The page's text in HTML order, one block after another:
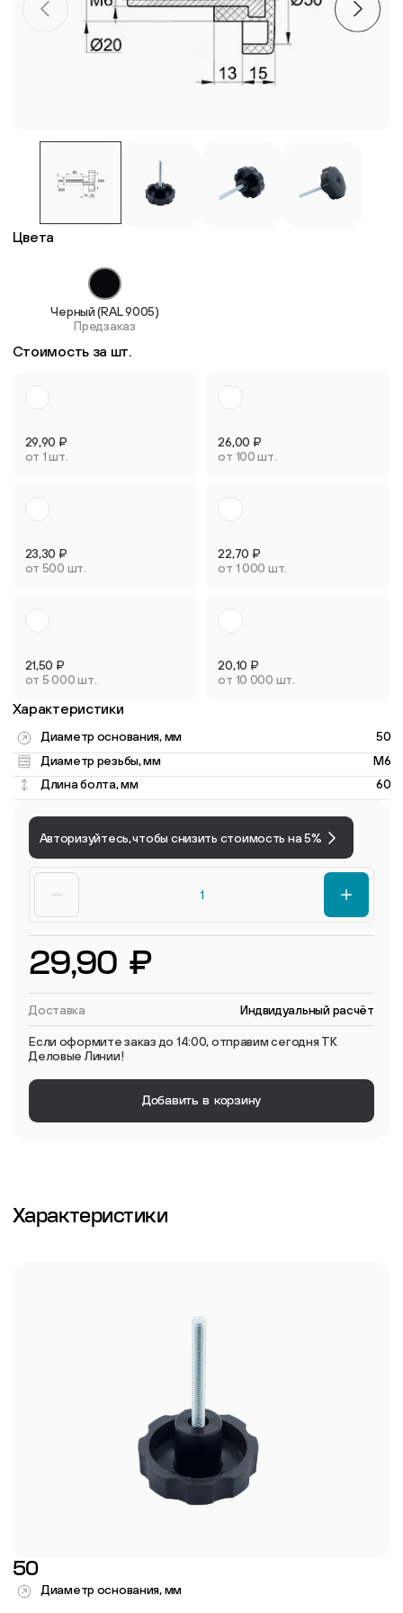
Цвета
Черный (RAL 9005)
Предзаказ
Стоимость за шт.
29,90 ₽
от 1 шт.
26,00 ₽
от 100 шт.
23,30 ₽
от 500 шт.
22,70 ₽
от 1 000 шт.
21,50 ₽
от 5 000 шт.
20,10 ₽
от 10 000 шт.
Характеристики
Диаметр основания, мм
50
Диаметр резьбы, мм
M6
Длина болта, мм
60
Авторизуйтесь, чтобы снизить стоимость на 5%
29,90 ₽
Доставка Индвидуальный расчёт
Если оформите заказ до 14:00, отправим сегодня ТК
Деловые Линии!
Добавить в корзину
Характеристики
50
Диаметр основания, мм
Пластиковые столешницы для школьных парт
Комплектующие для мебели
Стулья
Система выравнивания плитки